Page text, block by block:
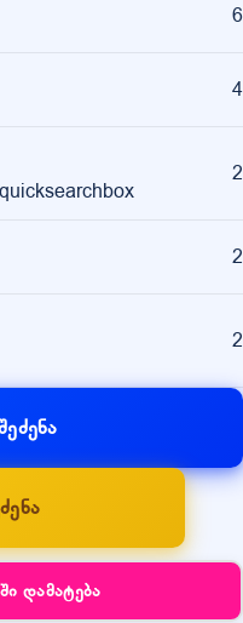
6
4
2
2
2
დამატება